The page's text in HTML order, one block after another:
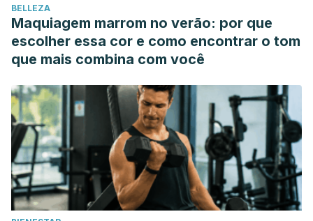
autopercibida en la relación de pareja (CARP).
Psicología/Annals of Psychology
(2), 314-322.
BELLEZA
Maquiagem marrom no verão: por que
escolher essa cor e como encontrar o tom
que mais combina com você